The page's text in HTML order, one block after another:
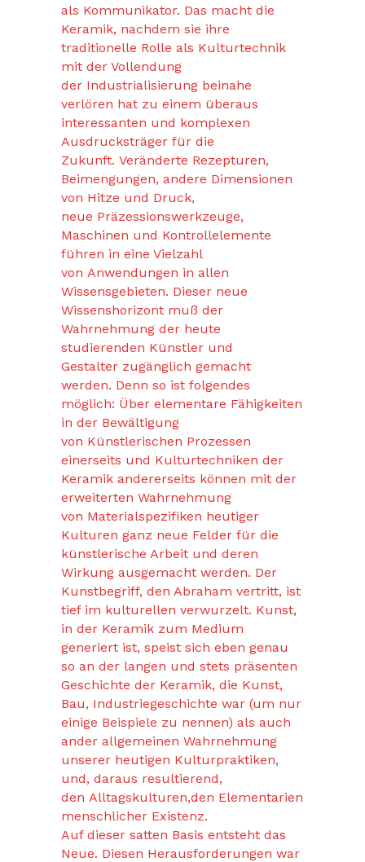
als Kommunikator. Das macht die
Keramik, nachdem sie ihre
traditionelle Rolle als Kulturtechnik
mit der Vollendung
der Industrialisierung beinahe
verlören hat zu einem überaus
interessanten und komplexen
Ausdrucksträger für die
Zukunft. Veränderte Rezepturen,
Beimengungen, andere Dimensionen
von Hitze und Druck,
neue Präzessionswerkzeuge,
Maschinen und Kontrollelemente
führen in eine Vielzahl
von Anwendungen in allen
Wissensgebieten. Dieser neue
Wissenshorizont muß der
Wahrnehmung der heute
studierenden Künstler und
Gestalter zugänglich gemacht
werden. Denn so ist folgendes
möglich: Über elementare Fähigkeiten
in der Bewältigung
von Künstlerischen Prozessen
einerseits und Kulturtechniken der
Keramik andererseits können mit der
erweiterten Wahrnehmung
von Materialspezifiken heutiger
Kulturen ganz neue Felder für die
künstlerische Arbeit und deren
Wirkung ausgemacht werden. Der
Kunstbegriff, den Abraham vertritt, ist
tief im kulturellen verwurzelt. Kunst,
in der Keramik zum Medium
generiert ist, speist sich eben genau
so an der langen und stets präsenten
Geschichte der Keramik, die Kunst,
Bau, Industriegeschichte war (um nur
einige Beispiele zu nennen) als auch
ander allgemeinen Wahrnehmung
unserer heutigen Kulturpraktiken,
und, daraus resultierend,
den Alltagskulturen,den Elementarien
menschlicher Existenz.
Auf dieser satten Basis entsteht das
Neue. Diesen Herausforderungen war